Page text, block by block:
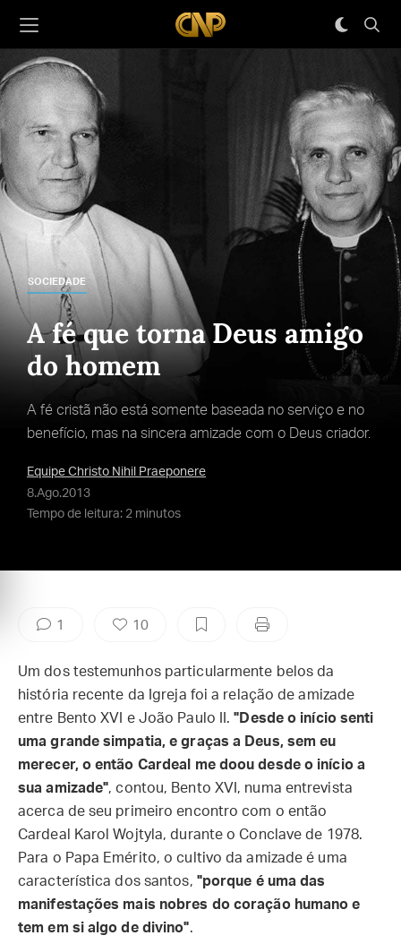
SOCIEDADE
A fé que torna Deus amigo
do homem
A fé cristã não está somente baseada no serviço e no
benefício, mas na sincera amizade com o Deus criador.
Equipe Christo Nihil Praeponere
8.Ago.2013
Tempo de leitura: 2 minutos
1 10
Um dos testemunhos particularmente belos da
história recente da Igreja foi a relação de amizade
entre Bento XVI e João Paulo II."Desde o início senti
uma grande simpatia, e graças a Deus, sem eu
merecer, o então Cardeal me doou desde o início a
sua amizade", contou, Bento XVI, numa entrevista
acerca de seu primeiro encontro com o então
Cardeal Karol Wojtyla, durante o Conclave de 1978.
Para o Papa Emérito, o cultivo da amizade é uma
característica dos santos, "porque é uma das
manifestações mais nobres do coração humano e
tem em si algo de divino".